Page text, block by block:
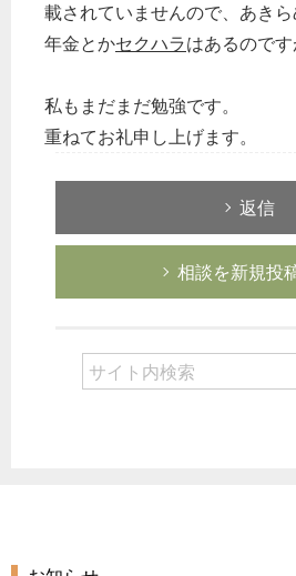
載されていませんので、あき
年金とかセクハラはあるのです
私もまだまだ勉強です。
重ねてお礼申し上げます。
返信
相談を新規投